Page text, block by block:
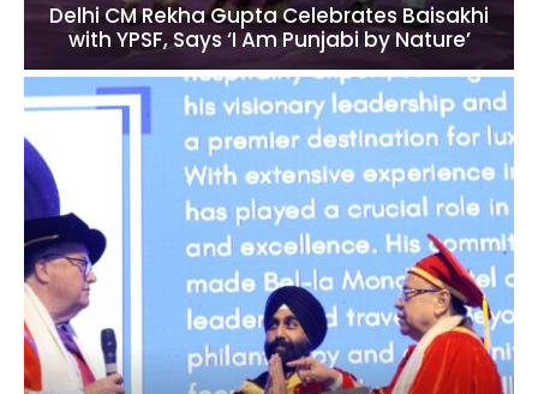
Delhi CM Rekha Gupta Celebrates Baisakhi
with YPSF, Says ‘I Am Punjabi by Nature’